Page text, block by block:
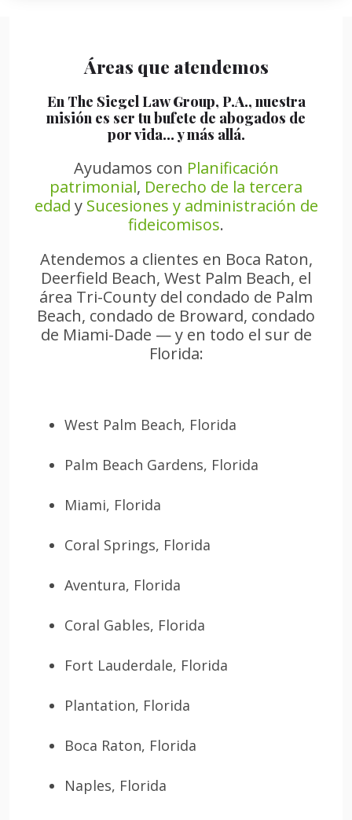
Áreas que atendemos
En The Siegel Law Group, P.A., nuestra
misión es ser tu bufete de abogados de
por vida… y más allá.
Ayudamos con Planificación
patrimonial, Derecho de la tercera
edad y Sucesiones y administración de
fideicomisos.
Atendemos a clientes en Boca Raton,
Deerfield Beach, West Palm Beach, el
área Tri-County del condado de Palm
Beach, condado de Broward, condado
de Miami-Dade — y en todo el sur de
Florida:
West Palm Beach, Florida
Palm Beach Gardens, Florida
Miami, Florida
Coral Springs, Florida
Aventura, Florida
Coral Gables, Florida
Fort Lauderdale, Florida
Plantation, Florida
Boca Raton, Florida
Naples, Florida